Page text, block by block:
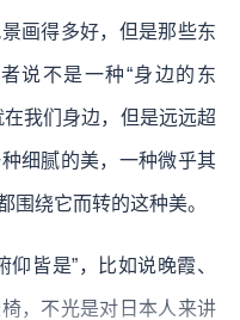
画得多好，但是那些东
说不是一种“身边的东
我们身边，但是远远超
细腻的美，一种微乎其
围绕它而转的这种美。
皆是”，比如说晚霞、
，不光是对日本人来讲